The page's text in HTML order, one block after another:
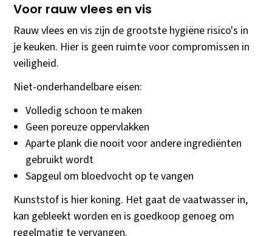
Voor rauw vlees en vis
Rauw vlees en vis zijn de grootste hygiëne risico's in
je keuken. Hier is geen ruimte voor compromissen in
veiligheid.
Niet-onderhandelbare eisen:
Volledig schoon te maken
Geen poreuze oppervlakken
Aparte plank die nooit voor andere ingrediënten
gebruikt wordt
Sapgeul om bloedvocht op te vangen
Kunststof is hier koning. Het gaat de vaatwasser in,
kan gebleekt worden en is goedkoop genoeg om
regelmatig te vervangen.